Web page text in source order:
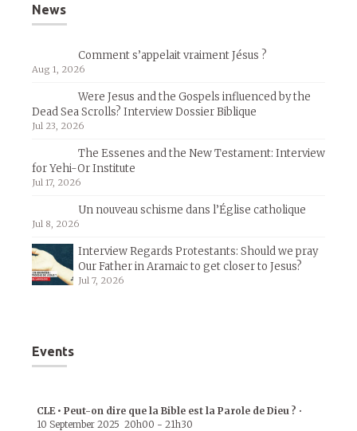
News
Comment s’appelait vraiment Jésus ?
Aug 1, 2026
Were Jesus and the Gospels influenced by the
Dead Sea Scrolls? Interview Dossier Biblique
Jul 23, 2026
The Essenes and the New Testament: Interview
for Yehi-Or Institute
Jul 17, 2026
Un nouveau schisme dans l’Église catholique
Jul 8, 2026
Interview Regards Protestants: Should we pray
Our Father in Aramaic to get closer to Jesus?
Jul 7, 2026
Events
CLE • Peut-on dire que la Bible est la Parole de Dieu ? •
10 September 2025 20h00 - 21h30